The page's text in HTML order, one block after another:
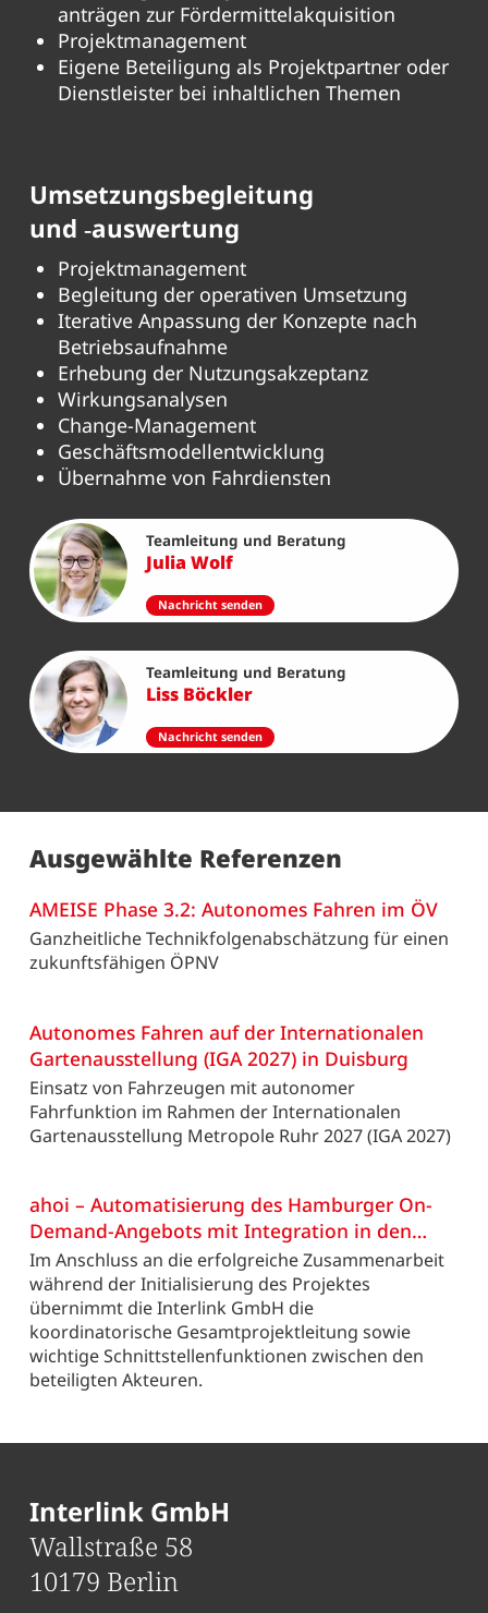
anträgen zur Fördermittelakquisition
Projektmanagement
Eigene Beteiligung als Projektpartner oder
Dienstleister bei inhaltlichen Themen
Umsetzungsbegleitung
und ‑auswertung
Projektmanagement
Begleitung der operativen Umsetzung
Iterative Anpassung der Konzepte nach
Betriebsaufnahme
Erhebung der Nutzungsakzeptanz
Wirkungsanalysen
Change-Management
Geschäftsmodellentwicklung
Übernahme von Fahrdiensten
Teamleitung und Beratung
Julia Wolf
Nachricht senden
Teamleitung und Beratung
Liss Böckler
Nachricht senden
Ausgewählte Referenzen
AMEISE Phase 3.2: Autonomes Fahren im ÖV
Ganzheitliche Technikfolgenabschätzung für einen
zukunftsfähigen ÖPNV
Weiterlesen: AMEISE Phase 3.2: Autonomes Fahren im ÖV
Autonomes Fahren auf der Internationalen
Gartenausstellung (IGA 2027) in Duisburg
Einsatz von Fahrzeugen mit autonomer
Fahrfunktion im Rahmen der Internationalen
Gartenausstellung Metropole Ruhr 2027 (IGA 2027)
Weiterlesen: Autonomes Fahren auf der Internationalen
Gartenausstellung (IGA 2027) in Duisburg
ahoi – Automatisierung des Hamburger On-
Demand-Angebots mit Integration in den
ÖPNV
Im Anschluss an die erfolgreiche Zusammenarbeit
während der Initialisierung des Projektes
übernimmt die Interlink GmbH die
koordinatorische Gesamtprojektleitung sowie
wichtige Schnittstellenfunktionen zwischen den
beteiligten Akteuren.
Weiterlesen: ahoi – Automatisierung des Hamburger On-
Demand-Angebots mit Integration in den ÖPNV
Interlink GmbH
Wallstraße 58
10179 Berlin